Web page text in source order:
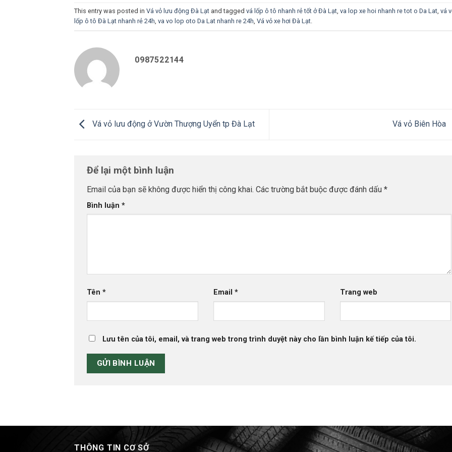
This entry was posted in Vá vỏ lưu động Đà Lạt and tagged vá lốp ô tô nhanh rẻ tốt ở Đà Lạt va lop xe hoi nhanh re tot o Da Lat vá
lốp ô tô Đà Lạt nhanh rẻ 24h va vo lop oto Da Lat nhanh re 24h Vá vỏ xe hơi Đà Lạt
0987522144
Vá vỏ lưu động ở Vườn Thượng Uyển tp Đà Lạt Vá vỏ Biên Hòa
Để lại một bình luận
Email của bạn sẽ không được hiển thị công khai. Các trường bắt buộc được đánh dấu *
Bình luận *
Tên * Email * Trang web
Lưu tên của tôi, email, và trang web trong trình duyệt này cho lần bình luận kế tiếp của tôi.
THÔNG TIN CƠ SỞ